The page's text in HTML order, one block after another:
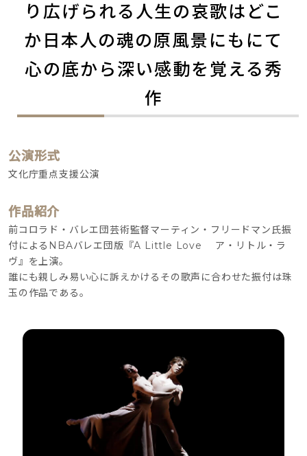
り広げられる人生の哀歌はどこ
か日本人の魂の原風景にもにて
心の底から深い感動を覚える秀
作
公演形式
文化庁重点支援公演
作品紹介
前コロラド・バレエ団芸術監督マーティン・フリードマン氏振
付によるNBAバレエ団版『A Little Love ア・リトル・ラ
ヴ』を上演。
誰にも親しみ易い心に訴えかけるその歌声に合わせた振付は珠
玉の作品である。